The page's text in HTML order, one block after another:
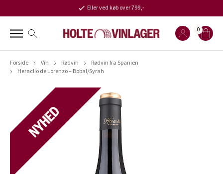
Eller ved køb over 799,-
0
Forside Vin Rødvin
Rødvin fra Spanien
Heraclio de Lorenzo – Bobal/Syrah